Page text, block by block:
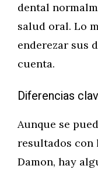
dental
salud oral. Lo
enderezar sus
cuenta.
Diferencias
Aunque se
resultados con
Damon, hay